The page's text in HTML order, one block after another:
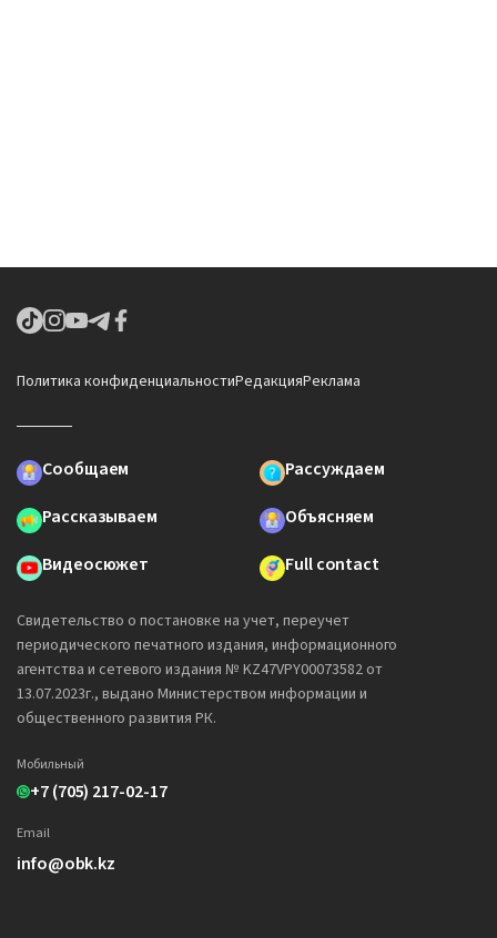
Политика конфиденциальностиРедакцияРеклама
Сообщаем
Рассуждаем
Рассказываем
Объясняем
Видеосюжет
Full contact
Свидетельство о постановке на учет, переучет
периодического печатного издания, информационного
агентства и сетевого издания № KZ47VPY00073582 от
13.07.2023г., выдано Министерством информации и
общественного развития РК.
Мобильный
+7 (705) 217-02-17
Email
info@obk.kz